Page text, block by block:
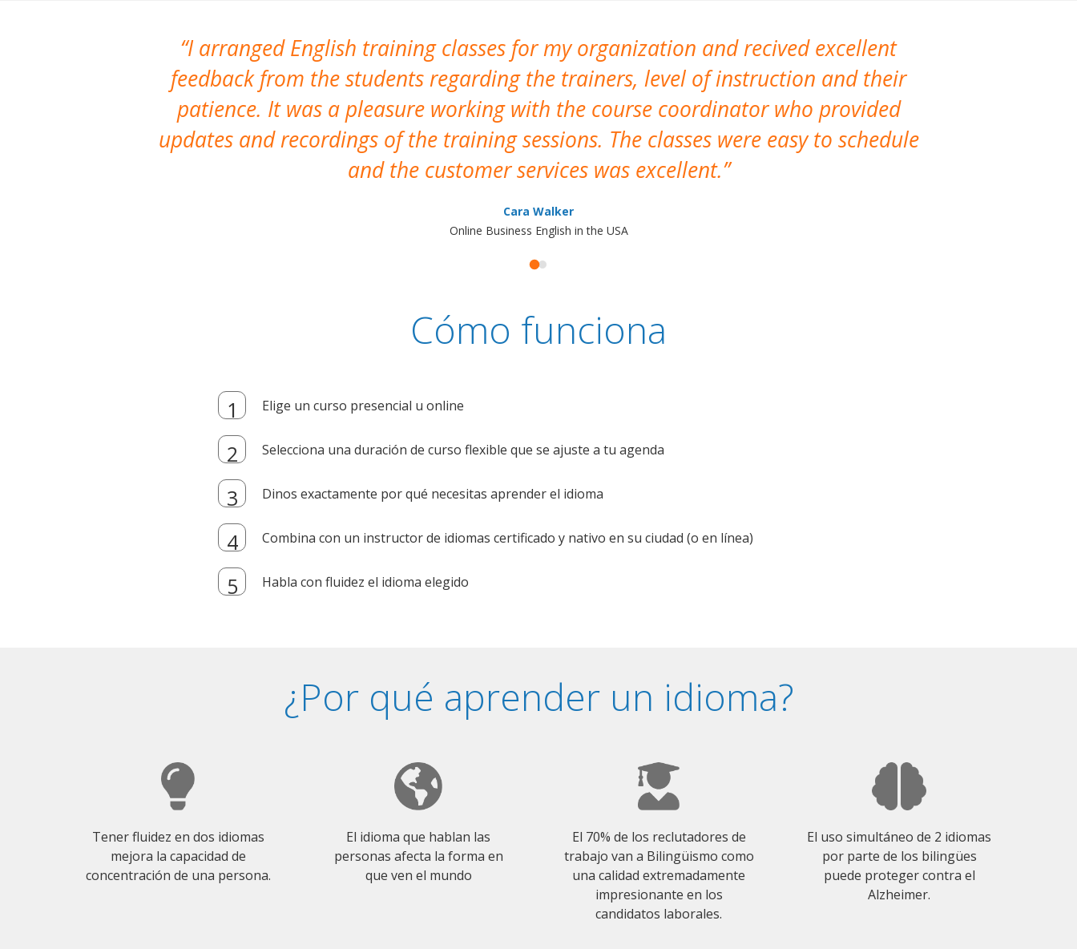
I arranged English training classes for my organization and recived excellent
feedback from the students regarding the trainers, level of instruction and their
patience. It was a pleasure working with the course coordinator who provided
updates and recordings of the training sessions. The classes were easy to schedule
and the customer services was excellent.
Cara Walker
Online Business English in the USA
Cómo funciona
Elige un curso presencial u online
Selecciona una duración de curso flexible que se ajuste a tu agenda
Dinos exactamente por qué necesitas aprender el idioma
Combina con un instructor de idiomas certificado y nativo en su ciudad (o en línea)
Habla con fluidez el idioma elegido
¿Por qué aprender un idioma?
Tener fluidez en dos idiomas
mejora la capacidad de
concentración de una persona.
El idioma que hablan las
personas afecta la forma en
que ven el mundo
El 70% de los reclutadores de
trabajo van a Bilingüismo como
una calidad extremadamente
impresionante en los
candidatos laborales.
El uso simultáneo de 2 idiomas
por parte de los bilingües
puede proteger contra el
Alzheimer.